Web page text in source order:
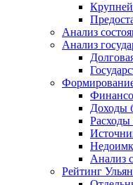
Анализ
Анализ
Доходы
Анализ
Рейтинг